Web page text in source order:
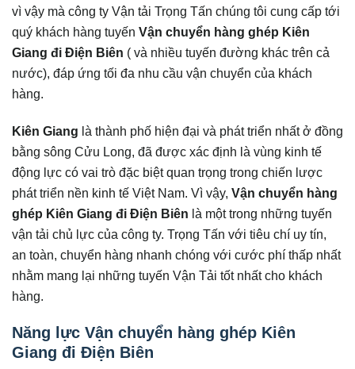
vì vậy mà công ty Vận tải Trọng Tấn chúng tôi cung cấp tới
quý khách hàng tuyến Vận chuyển hàng ghép Kiên
Giang đi Điện Biên ( và nhiều tuyến đường khác trên cả
nước), đáp ứng tối đa nhu cầu vận chuyển của khách
hàng.
Kiên Giang là thành phố hiện đại và phát triển nhất ở đồng
bằng sông Cửu Long, đã được xác định là vùng kinh tế
động lực có vai trò đặc biệt quan trọng trong chiến lược
phát triển nền kinh tế Việt Nam. Vì vậy, Vận chuyển hàng
ghép Kiên Giang đi Điện Biên là một trong những tuyến
vận tải chủ lực của công ty. Trọng Tấn với tiêu chí uy tín,
an toàn, chuyển hàng nhanh chóng với cước phí thấp nhất
nhằm mang lại những tuyến Vận Tải tốt nhất cho khách
hàng.
Năng lực Vận chuyển hàng ghép Kiên
Giang đi Điện Biên